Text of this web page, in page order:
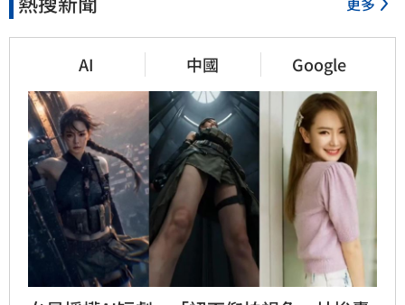
AI 中國 Google